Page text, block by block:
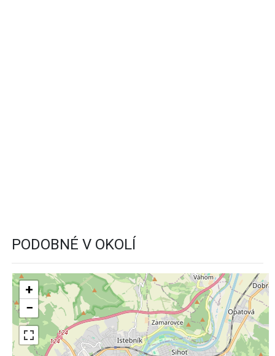
PODOBNÉ V OKOLÍ
+
−